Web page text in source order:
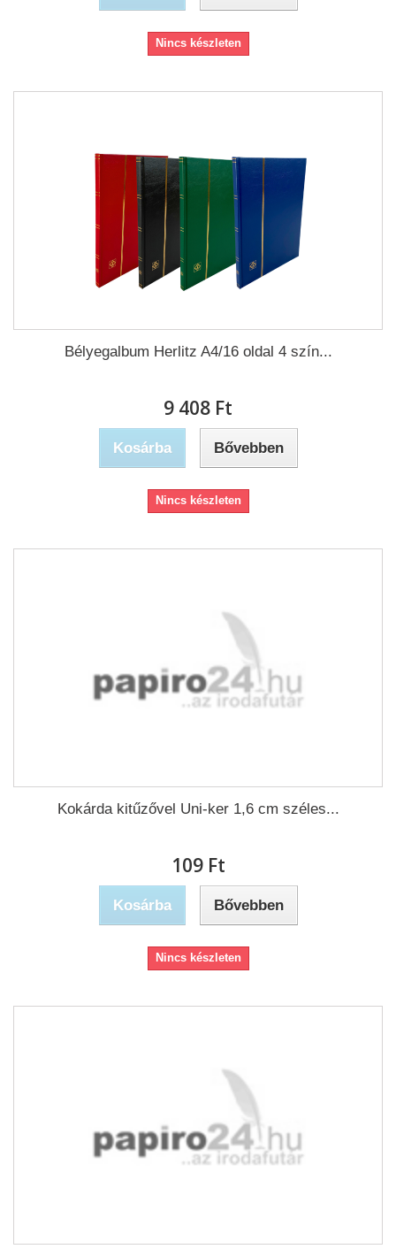
Nincs készleten
Bélyegalbum Herlitz A4/16 oldal 4 szín...
9 408 Ft‎
Kosárba Bővebben
Nincs készleten
Kokárda kitűzővel Uni-ker 1,6 cm széles...
109 Ft‎
Kosárba Bővebben
Nincs készleten